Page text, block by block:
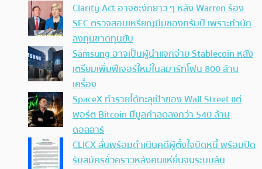
Clarity Act อาจชะงักยาว ๆ หลัง Warren ร้อง
SEC ตรวจสอบเหรียญมีมของทรัมป์ เพราะทำนัก
ลงทุนขาดทุนยับ
Samsung อาจเป็นผู้นำแจกจ่าย Stablecoin หลัง
เตรียมเพิ่มฟีเจอร์ใหม่ในสมาร์ทโฟน 800 ล้าน
เครื่อง
SpaceX ทำรายได้ทะลุเป้าของ Wall Street แต่
พอร์ต Bitcoin มีมูลค่าลดลงกว่า 540 ล้าน
ดอลลาร์
CLICX ลั่นพร้อมดำเนินคดีผู้ตั้งใจบิดหนี้ พร้อมปิด
รับสมัครชั่วคราวหลังคนแห่ยื่นจนระบบล้น